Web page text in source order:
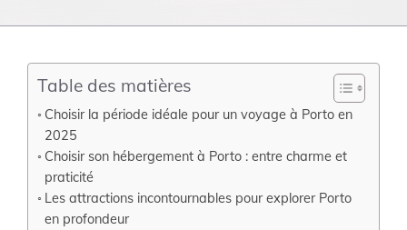
Table des matières
Choisir la période idéale pour un voyage à Porto en
2025
Choisir son hébergement à Porto : entre charme et
praticité
Les attractions incontournables pour explorer Porto
en profondeur